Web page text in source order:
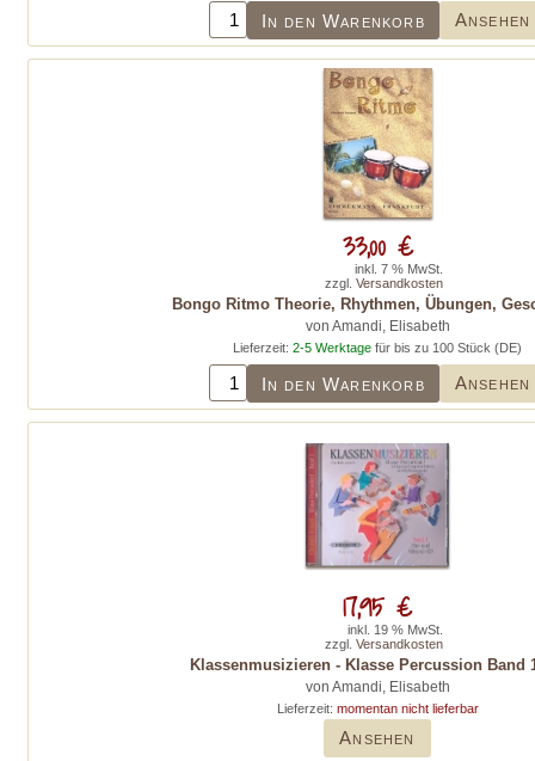
In den Warenkorb Ansehen
Bongo Ritmo Theorie, Rhythmen, Übungen,
von Amandi, Elisabeth
Lieferzeit: 2-5 Werktage für bis zu 100 Stück (DE)
In den Warenkorb Ansehen
33,00 €
inkl. 7 % MwSt.
zzgl. Versandkosten
Klassenmusizieren - Klasse Percussion Band
von Amandi, Elisabeth
Lieferzeit: momentan nicht lieferbar
Ansehen
17,95 €
inkl. 19 % MwSt.
zzgl. Versandkosten